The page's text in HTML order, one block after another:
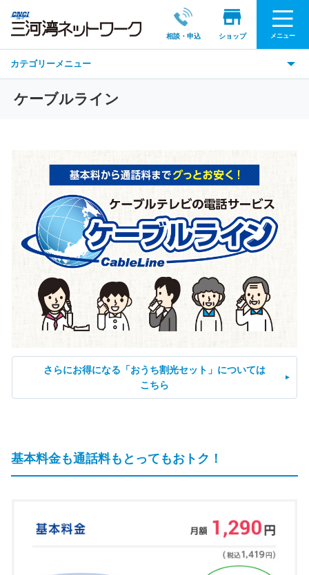
相談・申込 ショップ メニュー
カテゴリーメニュー
ケーブルライン
さらにお得になる「おうち割光セット」については
こちら
基本料金も通話料もとってもおトク！